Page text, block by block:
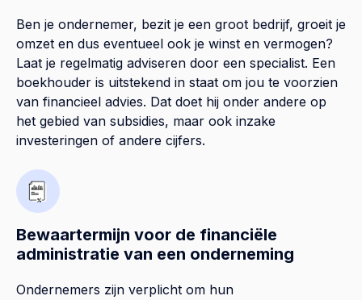
Ben je ondernemer, bezit je een groot bedrijf, groeit je
omzet en dus eventueel ook je winst en vermogen?
Laat je regelmatig adviseren door een specialist. Een
boekhouder is uitstekend in staat om jou te voorzien
van financieel advies. Dat doet hij onder andere op
het gebied van subsidies, maar ook inzake
investeringen of andere cijfers.
Bewaartermijn voor de financiële
administratie van een onderneming
Ondernemers zijn verplicht om hun